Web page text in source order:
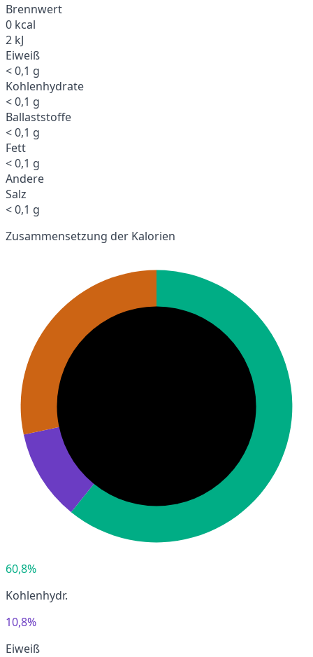
Brennwert
0 kcal
2 kJ
Eiweiß
< 0,1 g
Kohlenhydrate
< 0,1 g
Ballaststoffe
< 0,1 g
Fett
< 0,1 g
Andere
Salz
< 0,1 g
Zusammensetzung der Kalorien
60,8%
Kohlenhydr.
10,8%
Eiweiß